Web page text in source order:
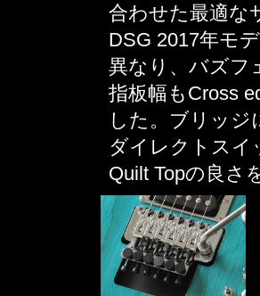
合わせた最適な
DSG 2017年モ
異なり、バズフ
指板幅もCross
した。ブリッジ
ダイレクトスイ
Quilt Topの良さ